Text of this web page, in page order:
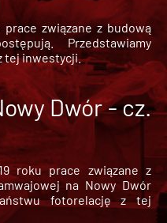
związane z budową
Przedstawiamy
tej inwestycji.
Dwór - cz.
roku prace związane z
na Nowy Dwór
fotorelację z tej